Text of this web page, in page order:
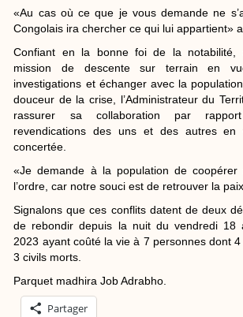
«Au cas où ce que je vous demande ne
Congolais ira chercher ce qui lui appartient»
Confiant en la bonne foi de la notabilité,
mission de descente sur terrain en
investigations et échanger avec la
douceur de la crise, l’Administrateur du
rassurer sa collaboration par
revendications des uns et des autres en
concertée.
«Je demande à la population de
l’ordre, car notre souci est de retrouver la
Signalons que ces conflits datent de deux
de rebondir depuis la nuit du vendredi 18
2023 ayant coûté la vie à 7 personnes dont 4
3 civils morts.
Parquet madhira Job Adrabho.
Partager